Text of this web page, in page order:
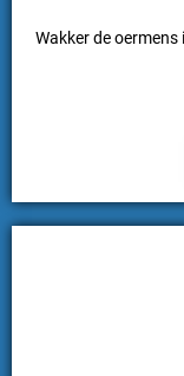
Wakker de oermens